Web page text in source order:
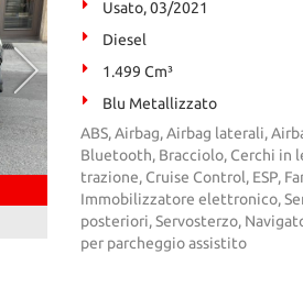
Usato, 03/2021
Diesel
1.499 Cm³
Blu Metallizzato
ABS, Airbag, Airbag laterali,
Bluetooth, Bracciolo, Cerchi in
trazione, Cruise Control, ESP,
Immobilizzatore elettronico,
posteriori, Servosterzo,
per parcheggio assistito